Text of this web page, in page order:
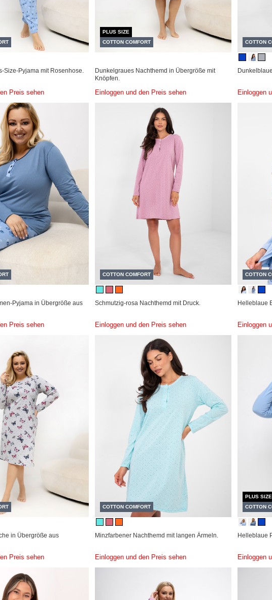
Size-Pyjama mit Rosenhose.
Preis sehen
PLUS SIZE
COTTON COMFORT
Dunkelgraues Nachthemd in Übergröße mit
Knöpfen.
Einloggen und den Preis sehen
COTTON
Einloggen
Pyjama in Übergröße aus
Preis sehen
COTTON COMFORT
Schmutzig-rosa Nachthemd mit Druck.
Einloggen und den Preis sehen
COTTON
Helleblaue
Einloggen
in Übergröße aus
Preis sehen
COTTON COMFORT
Minzfarbener Nachthemd mit langen Ärmeln.
Einloggen und den Preis sehen
PLUS SIZE
COTTON
Helleblaue
Einloggen